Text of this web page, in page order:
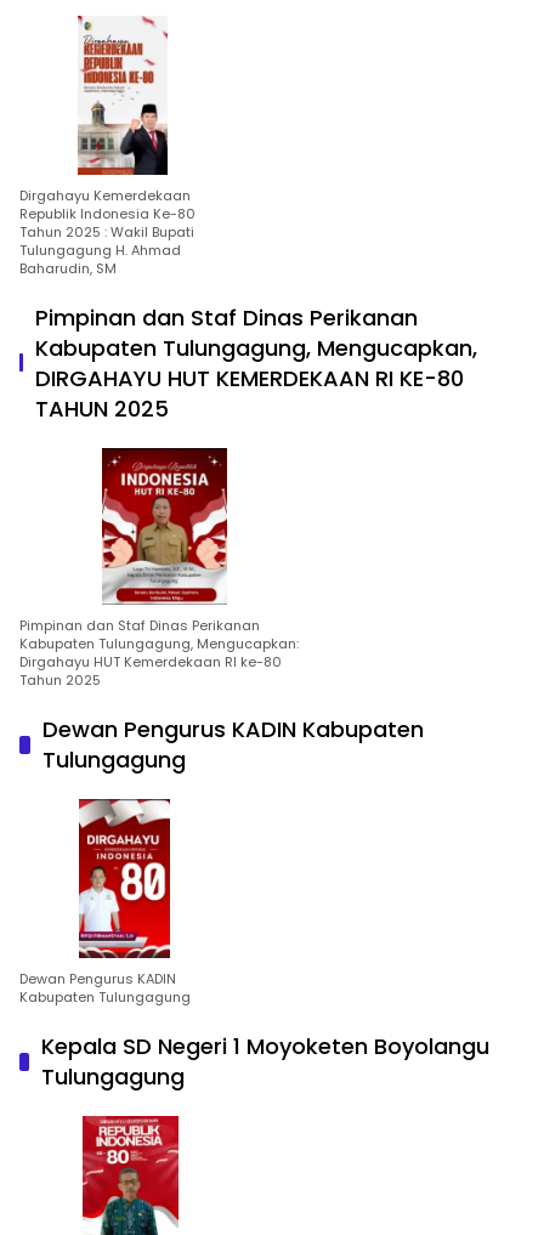
Dirgahayu Kemerdekaan
Republik Indonesia Ke-80
Tahun 2025 : Wakil Bupati
Tulungagung H. Ahmad
Baharudin, SM
Pimpinan dan Staf Dinas Perikanan
Kabupaten Tulungagung, Mengucapkan,
DIRGAHAYU HUT KEMERDEKAAN RI KE-80
TAHUN 2025
Pimpinan dan Staf Dinas Perikanan
Kabupaten Tulungagung, Mengucapkan:
Dirgahayu HUT Kemerdekaan RI ke-80
Tahun 2025
Dewan Pengurus KADIN Kabupaten
Tulungagung
Dewan Pengurus KADIN
Kabupaten Tulungagung
Kepala SD Negeri 1 Moyoketen Boyolangu
Tulungagung